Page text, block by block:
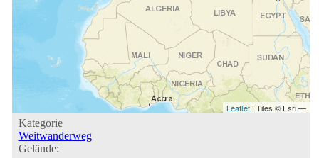
Leaflet | Tiles © Esri —
Kategorie
Weitwanderweg
Gelände: